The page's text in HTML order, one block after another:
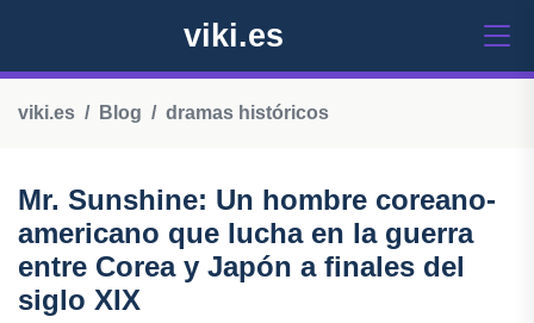
viki.es
viki.es Blog dramas históricos
Mr. Sunshine: Un hombre coreano-
americano que lucha en la guerra
entre Corea y Japón a finales del
siglo XIX